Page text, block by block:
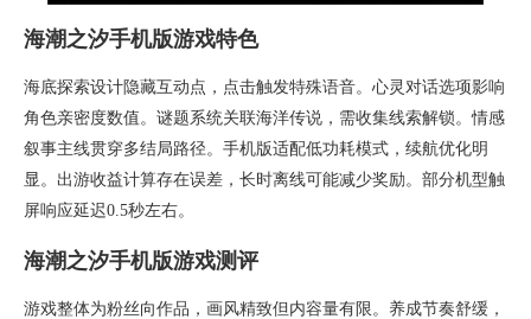
海潮之汐手机版游戏特色
海底探索设计隐藏互动点，点击触发特殊语音。心灵对话选项影响
角色亲密度数值。谜题系统关联海洋传说，需收集线索解锁。情感
叙事主线贯穿多结局路径。手机版适配低功耗模式，续航优化明
显。出游收益计算存在误差，长时离线可能减少奖励。部分机型触
屏响应延迟0.5秒左右。
海潮之汐手机版游戏测评
游戏整体为粉丝向作品，画风精致但内容量有限。养成节奏舒缓，